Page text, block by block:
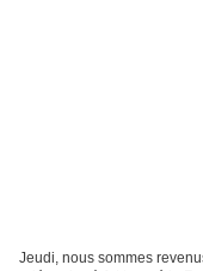
Jeudi, nous sommes